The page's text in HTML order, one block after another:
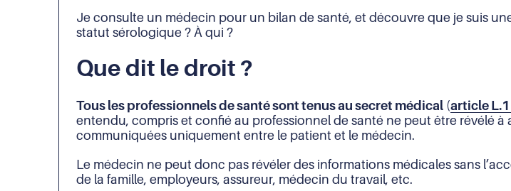
Je consulte un médecin pour un bilan de santé, et découvre que je suis
statut sérologique ? À qui ?
Que dit le droit ?
Tous les professionnels de santé sont tenus au secret médical (article
entendu, compris et confié au professionnel de santé ne peut être révélé
communiquées uniquement entre le patient et le médecin.
Le médecin ne peut donc pas révéler des informations médicales sans
de la famille, employeurs, assureur, médecin du travail, etc.